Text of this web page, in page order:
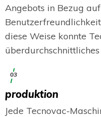
Angebots in Bezug
diese Weise konnte
03
produktion
Jede Tecnovac-